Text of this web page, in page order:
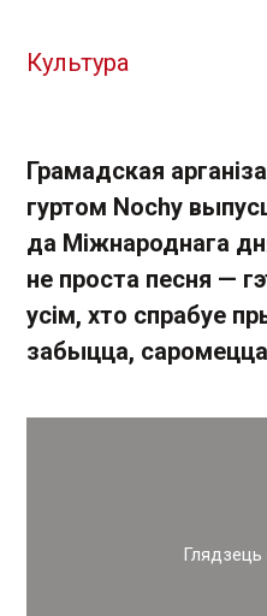
Культура
Грамадская
гуртом Nochy
да Міжнароднага
не проста песня —
усім, хто спрабуе
забыцца,
Глядзець